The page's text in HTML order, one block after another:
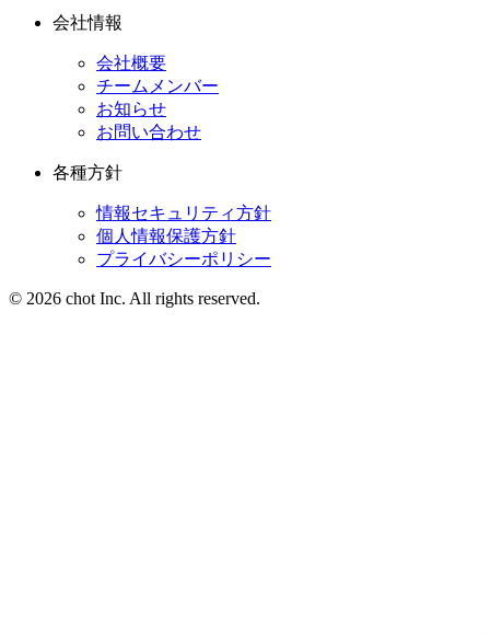
会社情報
会社概要
チームメンバー
お知らせ
お問い合わせ
各種方針
情報セキュリティ方針
個人情報保護方針
プライバシーポリシー
© 2026 chot Inc. All rights reserved.